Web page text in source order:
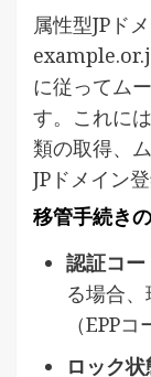
属性型JPド
に従ってム
す。これに
類の取得、
JPドメイン
移管手続き
認証コ
る場合
（EPP
ロック